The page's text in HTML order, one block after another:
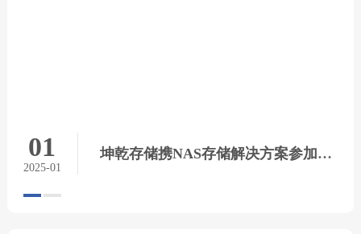
01
2025-01
坤乾存储携NAS存储解决方案参加2024年遥感—通信创新大会
01 2024中国国际金融展开幕，坤乾携国产兆芯芯片HS6060A方案全新亮相